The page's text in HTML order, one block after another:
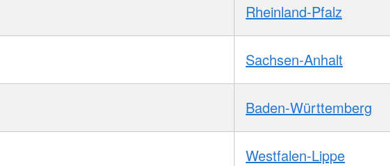
Rheinland-Pfalz
Sachsen-Anhalt
Baden-Württemberg
Westfalen-Lippe